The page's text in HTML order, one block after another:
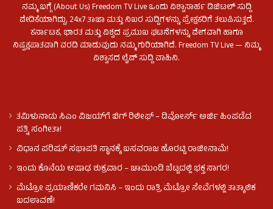
ನಮ್ಮ ಬಗ್ಗೆ (About Us) Freedom TV Live ಒಂದು ವಿಶ್ವಾಸಾರ್ಹ ಡಿಜಿಟಲ್ ಸುದ್ದಿ
ವೇದಿಕೆಯಾಗಿದ್ದು, 24x7 ತಾಜಾ ಮತ್ತು ನಿಖರ ಸುದ್ದಿಗಳನ್ನು ಪ್ರೇಕ್ಷಕರಿಗೆ ತಲುಪಿಸುತ್ತದೆ.
ಕರ್ನಾಟಕ, ಭಾರತ ಮತ್ತು ವಿಶ್ವದ ಪ್ರಮುಖ ಘಟನೆಗಳನ್ನು ವೇಗವಾಗಿ ಹಾಗೂ
ನಿಷ್ಪಕ್ಷಪಾತವಾಗಿ ವರದಿ ಮಾಡುವುದು ನಮ್ಮ ಗುರಿಯಾಗಿದೆ. Freedom TV Live — ನಿಮ್ಮ
ವಿಶ್ವಾಸದ ಲೈವ್ ಸುದ್ದಿ ವಾಹಿನಿ.
ತಮಿಳುನಾಡು ಸಿಎಂ ವಿಜಯ್‌ಗೆ ಬಿಗ್ ರಿಲೀಫ್ – ಡಿವೋರ್ಸ್ ಅರ್ಜಿ ಹಿಂಪಡೆದ
ಪತ್ನಿ ಸಂಗೀತಾ!
ವಿಧಾನ ಪರಿಷತ್ ಸಭಾಪತಿ ಸ್ಥಾನಕ್ಕೆ ಬಸವರಾಜ ಹೊರಟ್ಟಿ ರಾಜೀನಾಮೆ!
ಇಂದು ಕೊನೆಯ ಆಷಾಢ ಶುಕ್ರವಾರ – ಚಾಮುಂಡಿ ಬೆಟ್ಟದಲ್ಲಿ ಭಕ್ತ ಸಾಗರ!
ಮೆಟ್ರೋ ಪ್ರಯಾಣಿಕರೇ ಗಮನಿಸಿ – ಇಂದು ರಾತ್ರಿ ಮೆಟ್ರೋ ಸೇವೆಗಳಲ್ಲಿ ತಾತ್ಕಾಲಿಕ
ಬದಲಾವಣೆ!